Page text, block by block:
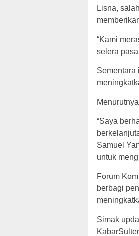
Lisna,
“Kami
selera
Sementara
“Saya
Samuel
untuk
Forum
berbagi
Simak